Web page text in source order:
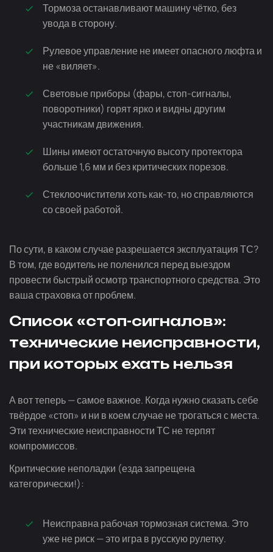
Тормоза останавливают машину чётко, без
увода в сторону.
Рулевое управление не имеет опасного люфта и
не «виляет».
Световые приборы (фары,стоп-сигналы,
поворотники) горят ярко и видны другим
участникам движения.
Шины имеют остаточную высоту протектора
больше 1,6 мм и без критических порезов.
Стеклоочистители хотькак-то, но справляются
со своей работой.
По сути, в каком случае разрешается эксплуатация ТС?
В том, где водитель не поленился перед выездом
провести быстрый осмотр транспортного средства. Это
ваша страховка от проблем.
Список «стоп-сигналов»:
технические неисправности,
при которых ехать нельзя
А вот теперь — самое важное. Когда нужно сказать себе
твёрдое «стоп» и ни в коем случае не трогаться с места.
Эти технические неисправности ТС не терпят
компромиссов.
Критические неполадки (езда запрещена
категорически!):
Неисправна рабочая тормозная система. Это
уже не риск — это игра в русскую рулетку.